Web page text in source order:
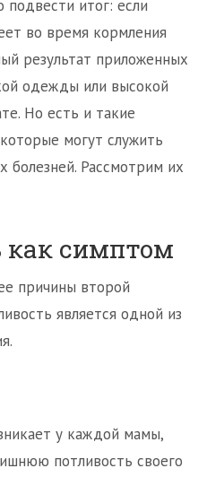
итог: если
во время кормления
результат приложенных
одежды или высокой
Но есть и такие
могут служить
болезней. Рассмотрим их
как симптом
причины второй
является одной из
у каждой мамы,
потливость своего